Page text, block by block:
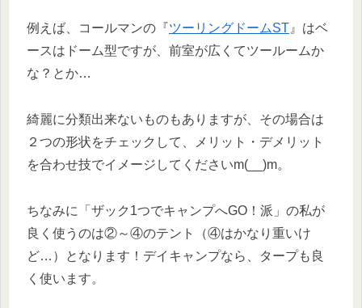
例えば、コールマンの『ツーリングドームST 』はベ
ースはドーム型ですが、前室が広くてツールームか
な？とか…
綺麗に分類出来ないものもありますが、その場合は
２つの形状をチェックして、メリット・デメリット
を合わせ技でイメージしてくださいm(__)m。
ちなみに「ザック1つでキャンプへGO！派」の私が
良く使うのは②～④のテント（④はかなり重いけ
ど…）となります！デイキャンプなら、タープも良
く使います。